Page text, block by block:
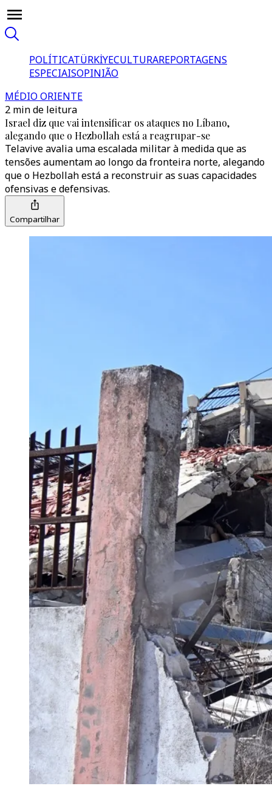
POLÍTICATÜRKİYECULTURAREPORTAGENS
ESPECIAISOPINIÃO
MÉDIO ORIENTE
2 min de leitura
Israel diz que vai intensificar os ataques no Líbano,
alegando que o Hezbollah está a reagrupar-se
Telavive avalia uma escalada militar à medida que as
tensões aumentam ao longo da fronteira norte, alegando
que o Hezbollah está a reconstruir as suas capacidades
ofensivas e defensivas.
Compartilhar